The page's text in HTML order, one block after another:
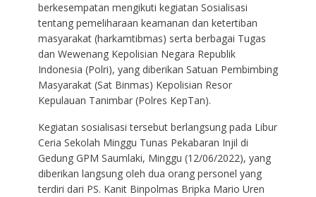
berkesempatan mengikuti kegiatan Sosialisasi
tentang pemeliharaan keamanan dan ketertiban
masyarakat (harkamtibmas) serta berbagai Tugas
dan Wewenang Kepolisian Negara Republik
Indonesia (Polri), yang diberikan Satuan Pembimbing
Masyarakat (Sat Binmas) Kepolisian Resor
Kepulauan Tanimbar (Polres KepTan).
Kegiatan sosialisasi tersebut berlangsung pada Libur
Ceria Sekolah Minggu Tunas Pekabaran Injil di
Gedung GPM Saumlaki, Minggu (12/06/2022), yang
diberikan langsung oleh dua orang personel yang
terdiri dari PS. Kanit Binpolmas Bripka Mario Uren